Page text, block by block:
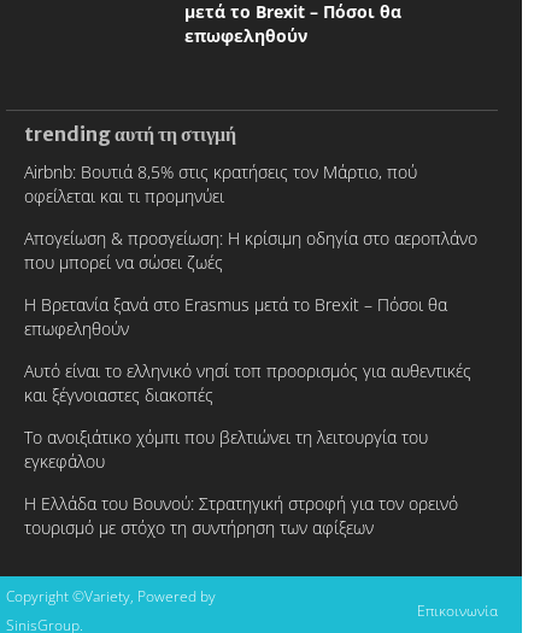
μετά το Brexit – Πόσοι θα
επωφεληθούν
trending αυτή τη στιγμή
Airbnb: Βουτιά 8,5% στις κρατήσεις τον Μάρτιο, πού
οφείλεται και τι προμηνύει
Απογείωση & προσγείωση: Η κρίσιμη οδηγία στο αεροπλάνο
που μπορεί να σώσει ζωές
Η Βρετανία ξανά στο Erasmus μετά το Brexit – Πόσοι θα
επωφεληθούν
Αυτό είναι το ελληνικό νησί τοπ προορισμός για αυθεντικές
και ξέγνοιαστες διακοπές
Το ανοιξιάτικο χόμπι που βελτιώνει τη λειτουργία του
εγκεφάλου
Η Ελλάδα του Βουνού: Στρατηγική στροφή για τον ορεινό
τουρισμό με στόχο τη συντήρηση των αφίξεων
Copyright ©Variety, Powered by
SinisGroup.
Επικοινωνία